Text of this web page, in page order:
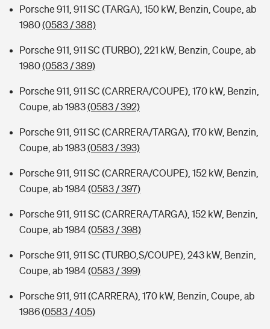
Porsche 911, 911 SC (TARGA), 150 kW, Benzin, Coupe, ab
1980(0583 / 388)
Porsche 911, 911 SC (TURBO), 221 kW, Benzin, Coupe, ab
1980(0583 / 389)
Porsche 911, 911 SC (CARRERA/COUPE), 170 kW, Benzin,
Coupe, ab 1983(0583 / 392)
Porsche 911, 911 SC (CARRERA/TARGA), 170 kW, Benzin,
Coupe, ab 1983(0583 / 393)
Porsche 911, 911 SC (CARRERA/COUPE), 152 kW, Benzin,
Coupe, ab 1984(0583 / 397)
Porsche 911, 911 SC (CARRERA/TARGA), 152 kW, Benzin,
Coupe, ab 1984(0583 / 398)
Porsche 911, 911 SC (TURBO,S/COUPE), 243 kW, Benzin,
Coupe, ab 1984(0583 / 399)
Porsche 911, 911 (CARRERA), 170 kW, Benzin, Coupe, ab
1986(0583 / 405)